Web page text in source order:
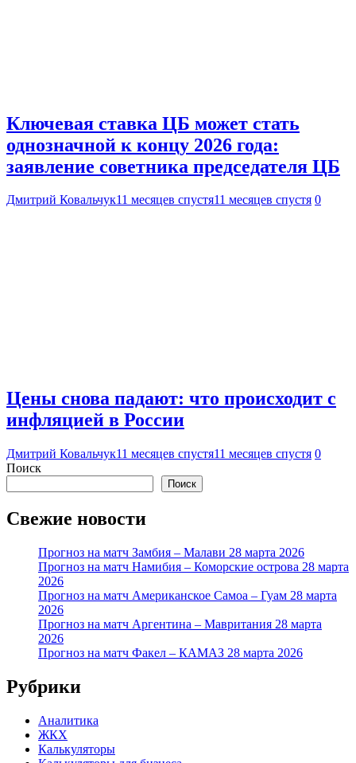
Ключевая ставка ЦБ может стать
однозначной к концу 2026 года:
заявление советника председателя ЦБ
Дмитрий Ковальчук11 месяцев спустя11 месяцев спустя 0
Цены снова падают: что происходит с
инфляцией в России
Дмитрий Ковальчук11 месяцев спустя11 месяцев спустя 0
Поиск
Поиск
Свежие новости
Прогноз на матч Замбия – Малави 28 марта 2026
Прогноз на матч Намибия – Коморские острова 28 марта
2026
Прогноз на матч Американское Самоа – Гуам 28 марта
2026
Прогноз на матч Аргентина – Мавритания 28 марта
2026
Прогноз на матч Факел – КАМАЗ 28 марта 2026
Рубрики
Аналитика
ЖКХ
Калькуляторы